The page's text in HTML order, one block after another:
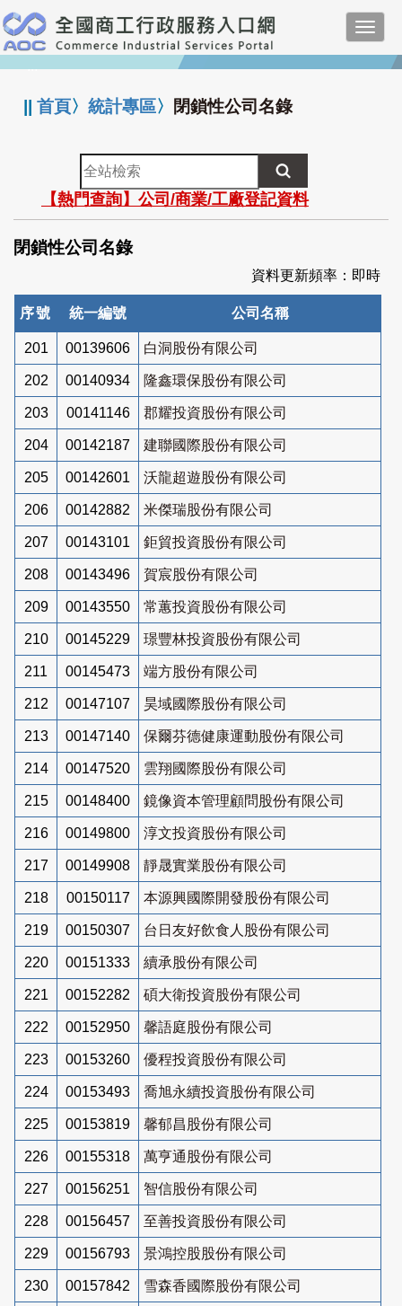
跳
到
主
要
:::
||首頁〉統計專區〉 閉鎖性公司名錄
全
站
檢
索
【熱門查詢】公司/商業/工廠登記資料
閉鎖性公司名錄
資料更新頻率：即時
序號 統一編號 公司名稱
201 00139606 白洞股份有限公司
202 00140934 隆鑫環保股份有限公司
203 00141146 郡耀投資股份有限公司
204 00142187 建聯國際股份有限公司
205 00142601 沃龍超遊股份有限公司
206 00142882 米傑瑞股份有限公司
207 00143101 鉅貿投資股份有限公司
208 00143496 賀宸股份有限公司
209 00143550 常蕙投資股份有限公司
210 00145229 璟豐林投資股份有限公司
211 00145473 端方股份有限公司
212 00147107 昊域國際股份有限公司
213 00147140 保爾芬德健康運動股份有限公司
214 00147520 雲翔國際股份有限公司
215 00148400 鏡像資本管理顧問股份有限公司
216 00149800 淳文投資股份有限公司
217 00149908 靜晟實業股份有限公司
218 00150117 本源興國際開發股份有限公司
219 00150307 台日友好飲食人股份有限公司
220 00151333 續承股份有限公司
221 00152282 碩大衛投資股份有限公司
222 00152950 馨語庭股份有限公司
223 00153260 優程投資股份有限公司
224 00153493 喬旭永續投資股份有限公司
225 00153819 馨郁昌股份有限公司
226 00155318 萬亨通股份有限公司
227 00156251 智信股份有限公司
228 00156457 至善投資股份有限公司
229 00156793 景鴻控股股份有限公司
230 00157842 雪森香國際股份有限公司